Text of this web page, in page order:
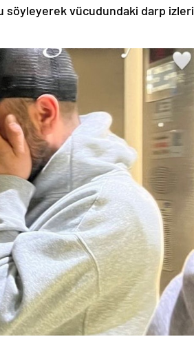
söyleyerek vücudundaki darp